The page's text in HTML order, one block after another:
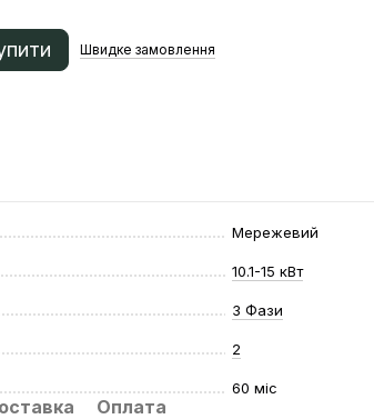
Швидке замовлення
Мережевий
10.1-15 кВт
3 Фази
2
60 міс
Оплата